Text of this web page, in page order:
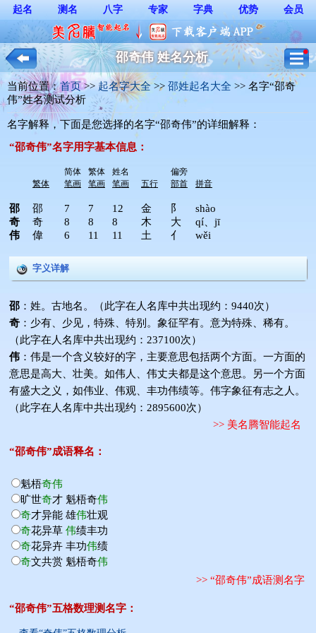
起名 测名 八字 专家 字典 优势 会员
邵奇伟 姓名分析
当前位置：首页>> 起名字大全>> 邵姓起名大全 >> 名字“邵奇
伟”姓名测试分析
名字解释，下面是您选择的名字“邵奇伟”的详细解释：
“邵奇伟”名字用字基本信息：
繁体
简体
笔画
繁体
笔画
姓名
笔画
五行
偏旁
部首
拼音
邵 邵 7 7 12 金 阝
shào
奇
奇 8 8 8 木 大
qí、jī
伟
偉 6 11 11 土 亻 wěi
字义详解
邵 ：姓。古地名。（此字在人名库中共出现约：9440次）
奇 ：少有、少见，特殊、特别。象征罕有。意为特殊、稀有。
（此字在人名库中共出现约：237100次）
伟 ：伟是一个含义较好的字，主要意思包括两个方面。一方面的
意思是高大、壮美。如伟人、伟丈夫都是这个意思。另一个方面
有盛大之义，如伟业、伟观、丰功伟绩等。伟字象征有志之人。
（此字在人名库中共出现约：2895600次）
>> 美名腾智能起名
“邵奇伟”成语释名：
魁梧奇伟
旷世奇才 魁梧奇伟
奇才异能 雄伟壮观
奇花异草 伟绩丰功
奇花异卉 丰功伟绩
奇文共赏 魁梧奇伟
>> “邵奇伟”成语测名字
“邵奇伟”五格数理测名字：